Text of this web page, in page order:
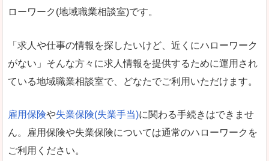
ローワーク(地域職業相談室)です。
「求人や仕事の情報を探したいけど、近くにハローワーク
がない」そんな方々に求人情報を提供するために運用され
ている地域職業相談室で、どなたでご利用いただけます。
雇用保険や失業保険(失業手当)に関わる手続きはできませ
ん。雇用保険や失業保険については通常のハローワークを
ご利用ください。